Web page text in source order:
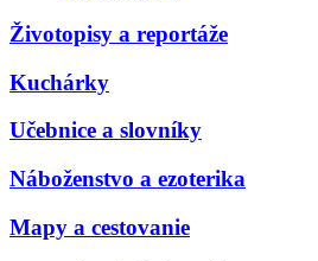
Životopisy a reportáže
Kuchárky
Učebnice a slovníky
Náboženstvo a ezoterika
Mapy a cestovanie